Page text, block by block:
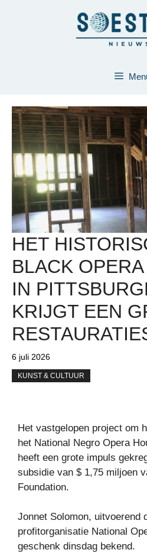
HET
BLACK
IN
KRIJGT EEN
6 juli 2026
KUNST & CULTUUR
Het vastgelopen project om
het National Negro Opera
heeft een grote impuls
subsidie ​​van $ 1,75 miljoen
Foundation.
Jonnet Solomon, uitvoerend
profitorganisatie National
geschenk dinsdag bekend.